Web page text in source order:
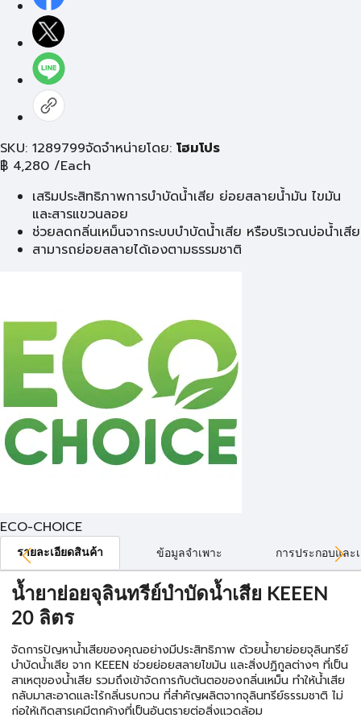
SKU: 1289799จัดจำหน่ายโดย: โฮมโปร
฿ 4,280 /Each
เสริมประสิทธิภาพการบำบัดน้ำเสีย ย่อยสลายน้ำมัน ไขมัน
และสารแขวนลอย
ช่วยลดกลิ่นเหม็นจากระบบบำบัดน้ำเสีย หรือบริเวณบ่อน้ำเสีย
สามารถย่อยสลายได้เองตามธรรมชาติ
ECO-CHOICE
รายละเอียดสินค้า ข้อมูลจำเพาะ การประกอบและ
น้ำยาย่อยจุลินทรีย์บำบัดน้ำเสีย KEEEN
20 ลิตร
จัดการปัญหาน้ำเสียของคุณอย่างมีประสิทธิภาพ ด้วยน้ำยาย่อยจุลินทรีย์
บำบัดน้ำเสีย จาก KEEEN ช่วยย่อยสลายไขมัน และสิ่งปฏิกูลต่างๆ ที่เป็น
สาเหตุของน้ำเสีย รวมถึงเข้าจัดการกับต้นตอของกลิ่นเหม็น ทำให้น้ำเสีย
กลับมาสะอาดและไร้กลิ่นรบกวน ที่สำคัญผลิตจากจุลินทรีย์ธรรมชาติ ไม่
ก่อให้เกิดสารเคมีตกค้างที่เป็นอันตรายต่อสิ่งแวดล้อม